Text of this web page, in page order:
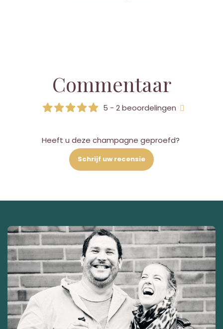
Commentaar
5 - 2 beoordelingen
Heeft u deze champagne geproefd?
Schrijf uw recensie